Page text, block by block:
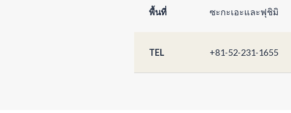
พื้นที่ ซะกะเอะและฟุชิมิ
TEL +81-52-231-1655